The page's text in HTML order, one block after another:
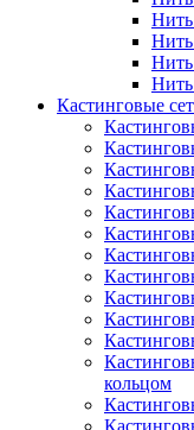
Кастинговые
кольцом